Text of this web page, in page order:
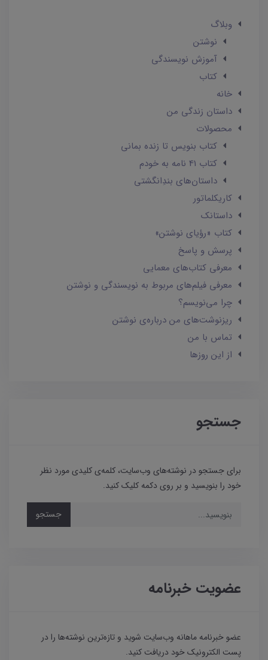
وبلاگ
نوشتن
آموزش نویسندگی
کتاب
خانه
داستان زندگی من
محصولات
کتاب بنویس تا زنده بمانی
کتاب 41 نامه به خودم
داستان‌های بندِانگشتی
کاریکلماتور
داستانک‌
کتاب «رؤیای نوشتن»
پرسش و پاسخ
معرفی کتاب‌های معمایی
معرفی فیلم‌های مربوط به نویسندگی و نوشتن
چرا می‌نویسم؟
ریزنوشت‌های من درباره‌ی نوشتن
تماس با من
از این روزها
جستجو
برای جستجو در نوشته‌های وب‌سایت، کلمه‌ی کلیدی مورد نظر
خود را بنویسید و بر روی دکمه کلیک کنید.
جستجو
عضویت خبرنامه
عضو خبرنامه ماهانه وب‌سایت شوید و تازه‌ترین نوشته‌ها را در
پست الکترونیک خود دریافت کنید.